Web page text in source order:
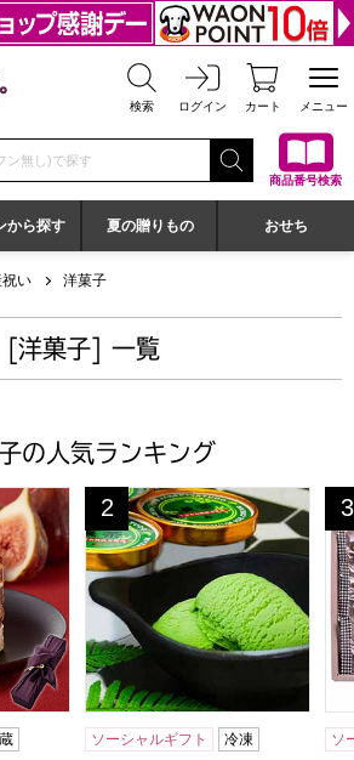
ネットでお届け イオンショップ
検索 ログイン カート メニュー
号を入力してください
商品番号検索
から探す 夏の贈りもの おせち
い 洋菓子
[洋菓子] 一覧
の人気ランキング
と無花果のミルフィーユ 6個入り(風呂
京都宇治 茶游堂 宇治抹茶プ
2
位
ソーシャルギフト 冷凍
3
位
ソ